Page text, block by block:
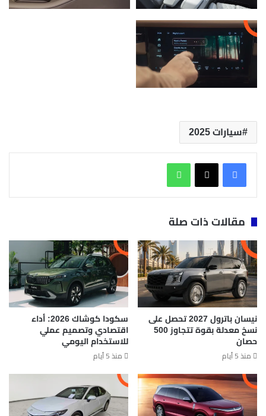
سيارات 2025
مقالات ذات صلة
نيسان باترول 2027 تحصل على
نسخ معدلة بقوة تتجاوز 500
حصان
منذ 5 أيام
سكودا كوشاك 2026: أداء
اقتصادي وتصميم عملي
للاستخدام اليومي
منذ 5 أيام